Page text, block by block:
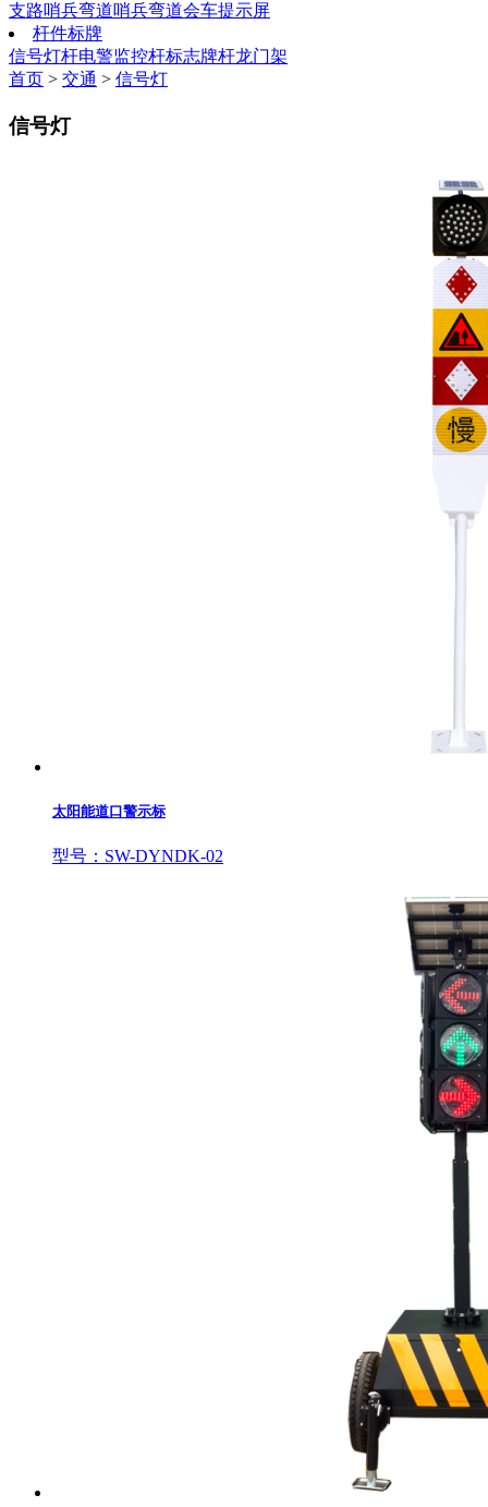
支路哨兵弯道哨兵弯道会车提示屏
杆件标牌
信号灯杆电警监控杆标志牌杆龙门架
首页 > 交通 > 信号灯
信号灯
太阳能道口警示标
型号：SW-DYNDK-02